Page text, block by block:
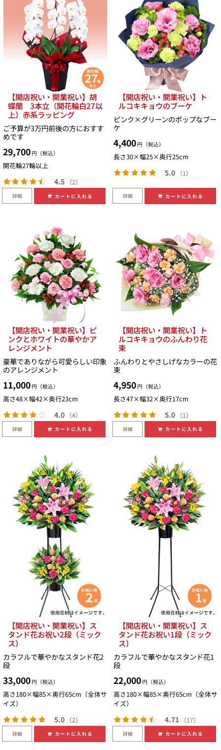
【開店祝い・開業祝い】胡
蝶蘭 3本立（開花輪白27以
上）赤系ラッピング
ご予算が3万円前後の方におすす
めです
29,700 円（税込）
開花輪27輪以上
4.5 （2）
詳細 カートに入れる
【開店祝い・開業祝い】ト
ルコキキョウのブーケ
ピンク×グリーンのポップなブー
ケ
4,400 円（税込）
長さ30×幅25×奥行25cm
5.0 （1）
詳細 カートに入れる
【開店祝い・開業祝い】ピ
ンクとホワイトの華やかア
レンジメント
豪華でありながら可愛らしい印象
のアレンジメント
11,000 円（税込）
高さ48×幅42×奥行23cm
4.0 （4）
詳細 カートに入れる
【開店祝い・開業祝い】ト
ルコキキョウのふんわり花
束
ふんわりとやさしげなカラーの花
束
4,950 円（税込）
長さ47×幅32×奥行17cm
5.0 （1）
詳細 カートに入れる
【開店祝い・開業祝い】ス
タンド花お祝い2段（ミック
ス）
カラフルで華やかなスタンド花2
段
33,000 円（税込）
高さ180×幅85×奥行65cm（全体サ
イズ）
5.0 （2）
詳細 カートに入れる
【開店祝い・開業祝い】ス
タンド花お祝い1段（ミック
ス）
カラフルで華やかなスタンド花1
段
22,000 円（税込）
高さ180×幅85×奥行65cm（全体サ
イズ）
4.71 （17）
詳細 カートに入れる